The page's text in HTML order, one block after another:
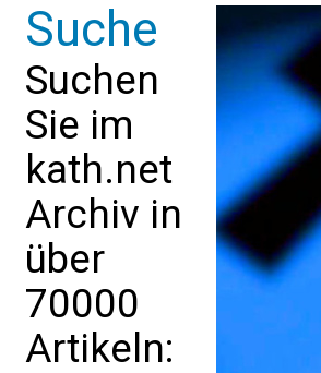
Suche
Suchen
Sie im
kath.net
Archiv in
über
70000
Artikeln: